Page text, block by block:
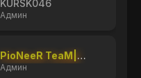
KURSK046
Админ
PioNeeR TeaM|shishka
Админ